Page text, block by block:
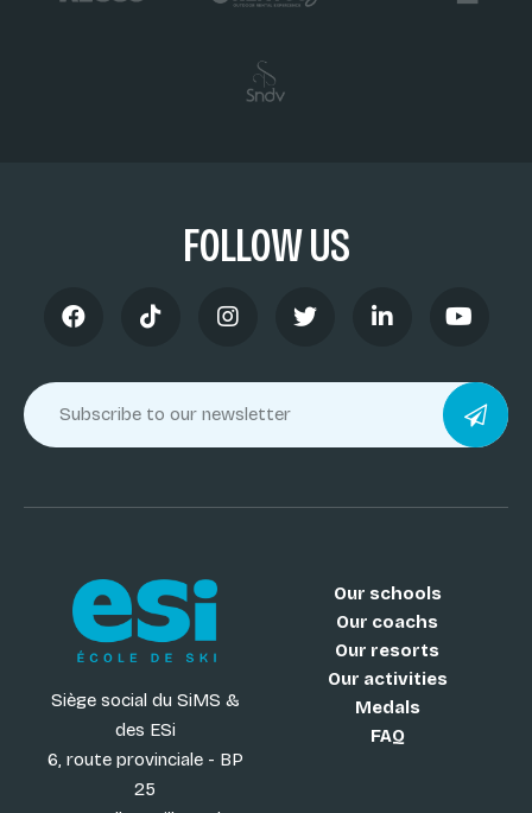
FOLLOW US
Siège social du SiMS &
des ESi
6, route provinciale - BP
25
Our schools
Our coachs
Our resorts
Our activities
Medals
FAQ